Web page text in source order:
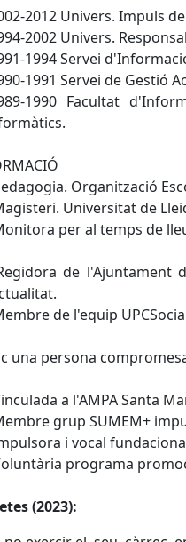
2012 Univers. Impuls
2002 Univers.
1994 Servei
1991 Servei de Gestió
1990 Facultat
Organització
Universitat de
per al temps de
de l'Ajuntament
de l'equip
una persona
a l'AMPA Santa
grup SUMEM+
i vocal
programa
(2023):